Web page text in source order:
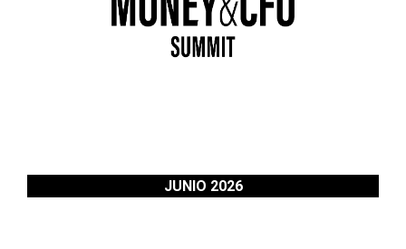
JUNIO 2026